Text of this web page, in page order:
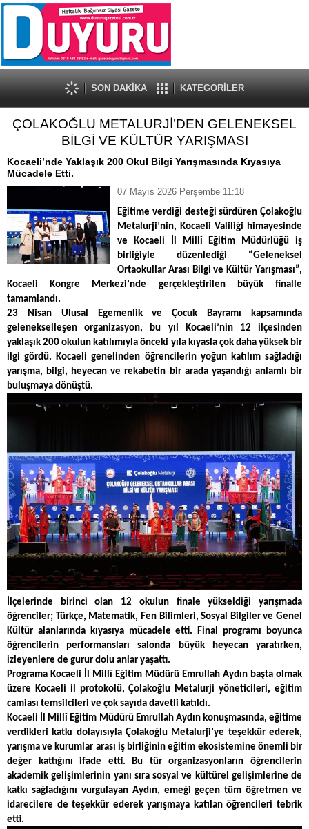
SON DAKİKA KATEGORİLER
ÇOLAKOĞLU METALURJİ’DEN GELENEKSEL
BİLGİ VE KÜLTÜR YARIŞMASI
Kocaeli’nde Yaklaşık 200 Okul Bilgi Yarışmasında Kıyasıya
Mücadele Etti.
07 Mayıs 2026 Perşembe 11:18
Eğitime verdiği desteği sürdüren Çolakoğlu
Metalurji’nin, Kocaeli Valiliği himayesinde
ve Kocaeli İl Millî Eğitim Müdürlüğü iş
birliğiyle düzenlediği “Geleneksel
Ortaokullar Arası Bilgi ve Kültür Yarışması”,
Kocaeli Kongre Merkezi’nde gerçekleştirilen büyük finalle
tamamlandı.
23 Nisan Ulusal Egemenlik ve Çocuk Bayramı kapsamında
gelenekselleşen organizasyon, bu yıl Kocaeli’nin 12 ilçesinden
yaklaşık 200 okulun katılımıyla önceki yıla kıyasla çok daha yüksek bir
ilgi gördü. Kocaeli genelinden öğrencilerin yoğun katılım sağladığı
yarışma, bilgi, heyecan ve rekabetin bir arada yaşandığı anlamlı bir
buluşmaya dönüştü.
İlçelerinde birinci olan 12 okulun finale yükseldiği yarışmada
öğrenciler; Türkçe, Matematik, Fen Bilimleri, Sosyal Bilgiler ve Genel
Kültür alanlarında kıyasıya mücadele etti. Final programı boyunca
öğrencilerin performansları salonda büyük heyecan yaratırken,
izleyenlere de gurur dolu anlar yaşattı.
Programa Kocaeli İl Millî Eğitim Müdürü Emrullah Aydın başta olmak
üzere Kocaeli il protokolü, Çolakoğlu Metalurji yöneticileri, eğitim
camiası temsilcileri ve çok sayıda davetli katıldı.
Kocaeli İl Millî Eğitim Müdürü Emrullah Aydın konuşmasında, eğitime
verdikleri katkı dolayısıyla Çolakoğlu Metalurji’ye teşekkür ederek,
yarışma ve kurumlar arası iş birliğinin eğitim ekosistemine önemli bir
değer kattığını ifade etti. Bu tür organizasyonların öğrencilerin
akademik gelişimlerinin yanı sıra sosyal ve kültürel gelişimlerine de
katkı sağladığını vurgulayan Aydın, emeği geçen tüm öğretmen ve
idarecilere de teşekkür ederek yarışmaya katılan öğrencileri tebrik
etti.